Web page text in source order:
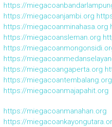
https://
https://miegacoanjambi.org
https://miegacoanminahasa.org
https://miegacoansleman.org
https://
https://
https://miegacoangaperta.org
https://miegacoantembalang.org
https://miegacoanmajapahit.org
https://miegacoanmanahan.org
https://